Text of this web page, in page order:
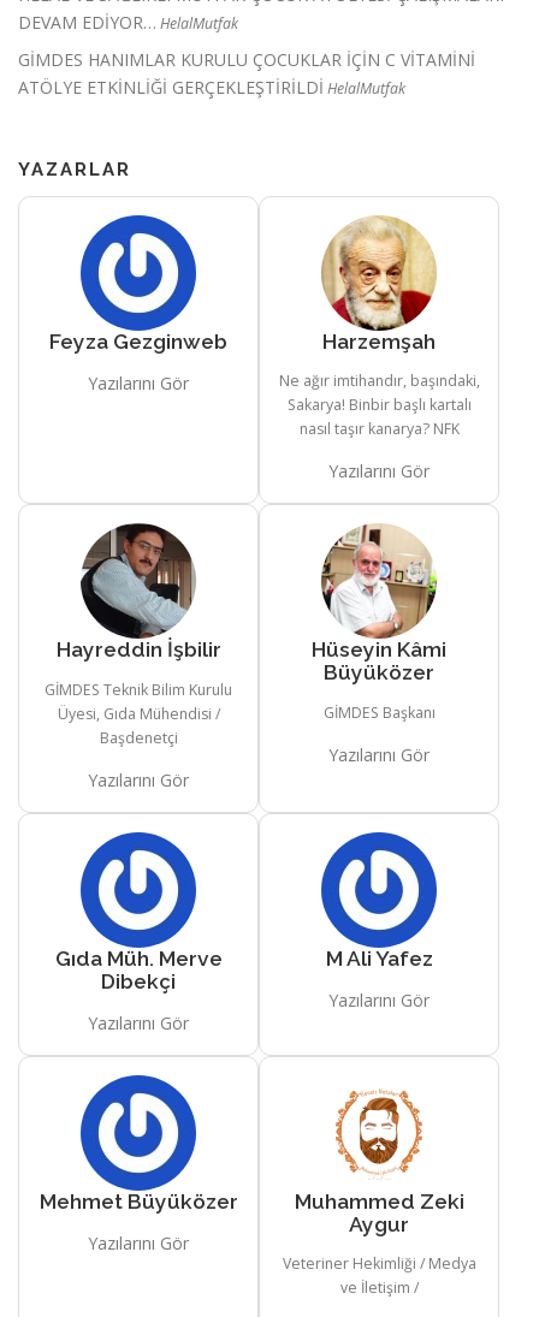
DEVAM EDİYOR… HelalMutfak
GİMDES HANIMLAR KURULU ÇOCUKLAR İÇİN C VİTAMİNİ
ATÖLYE ETKİNLİĞİ GERÇEKLEŞTİRİLDİ HelalMutfak
YAZARLAR
Feyza Gezginweb
Yazılarını Gör
Harzemşah
Ne ağır imtihandır, başındaki,
Sakarya! Binbir başlı kartalı
nasıl taşır kanarya? NFK
Yazılarını Gör
Hayreddin İşbilir
GİMDES Teknik Bilim Kurulu
Üyesi, Gıda Mühendisi /
Başdenetçi
Yazılarını Gör
Hüseyin Kâmi
Büyüközer
GİMDES Başkanı
Yazılarını Gör
Gıda Müh. Merve
Dibekçi
Yazılarını Gör
M Ali Yafez
Yazılarını Gör
Mehmet Büyüközer
Yazılarını Gör
Muhammed Zeki
Aygur
Veteriner Hekimliği / Medya
ve İletişim /